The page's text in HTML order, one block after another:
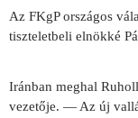
Az FKgP országos
tiszteletbeli elnökké
Iránban meghal
vezetője. — Az új